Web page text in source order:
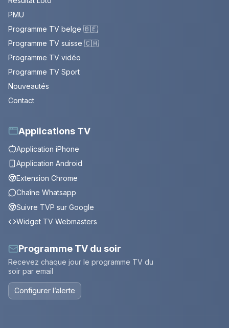
PMU
Programme TV belge 🇧🇪
Programme TV suisse 🇨🇭
Programme TV vidéo
Programme TV Sport
Nouveautés
Contact
Applications TV
Application iPhone
Application Android
Extension Chrome
Chaîne Whatsapp
Suivre TVP sur Google
Widget TV Webmasters
Programme TV du soir
Recevez chaque jour le programme TV du
soir par email
Configurer l’alerte